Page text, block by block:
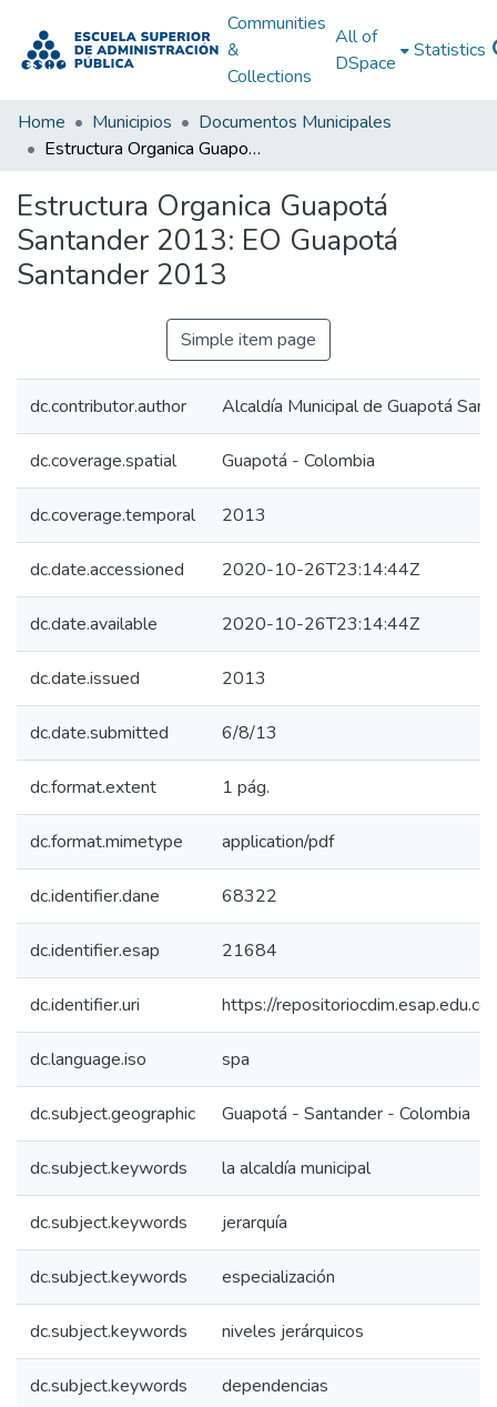
Communities
&
Collections
All of
DSpace
Statistics
Home Municipios
Documentos Municipales
Estructura Organica Guapotá Santander 2013: EO Guapotá Santander 2013
Estructura Organica Guapotá
Santander 2013: EO Guapotá
Santander 2013
Simple item page
dc.contributor.author Alcaldía Municipal de Guapotá
dc.coverage.spatial Guapotá - Colombia
dc.coverage.temporal 2013
dc.date.accessioned 2020-10-26T23:14:44Z
dc.date.available 2020-10-26T23:14:44Z
dc.date.issued 2013
dc.date.submitted 6/8/13
dc.format.extent 1 pág.
dc.format.mimetype application/pdf
dc.identifier.dane 68322
dc.identifier.esap 21684
dc.identifier.uri https://
dc.language.iso spa
dc.subject.geographic Guapotá - Santander - Colombia
dc.subject.keywords la alcaldía municipal
dc.subject.keywords jerarquía
dc.subject.keywords especialización
dc.subject.keywords niveles jerárquicos
dc.subject.keywords dependencias